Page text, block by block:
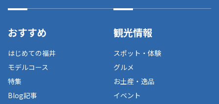
おすすめ
はじめての福井
モデルコース
特集
Blog記事
観光情報
スポット・体験
グルメ
お土産・逸品
イベント